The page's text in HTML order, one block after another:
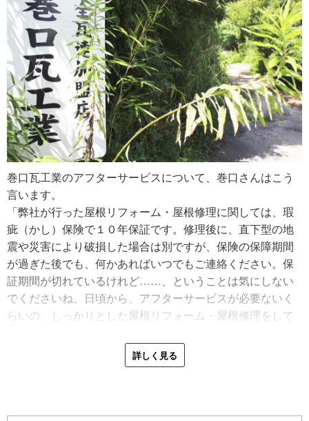
その時はすごく自分が遠回りした気がしました。でも、今
だから言えるのですが、回り道をして違う職業について
も、人生には無駄になることなんて１つもないですね。接
客経験は、瓦屋でもお客さまへの対応にすごく役に立って
いると思います」
そして、巻口さんが千葉県茂原市の瓦屋に勤めていたある
日のこと。まだ職人としては未熟だったにも関わらず、あ
る材木屋の社長の後押しで、屋根リフォーム店を構えるチ
ャンスが訪れます。
「私を可愛がってくれていた材木屋の社長が、『お金を出
すから独立してみないか』と言ってくれて、早々と独立の
決心をしました。でも、自分の実力が独立開業に伴ってい
ない自覚があったので、あの時期は、屋根や瓦に関する本
を読み漁って勉強しました。知識を頭に入れて、現場で屋
根仕事をして、必死でしたね。私は同業の屋根職人から格
好良いと思われるような職人になりたかった。高校生の時
に抱いていた憧れが、急な独立で一気に溢れ出しました。
ただ、３０年以上やっても、いまだに格好良くなれていな
だまだこれからだと言わんばかりの様子です。
の紹介へ繋がっているのかもしれません。
また、巻口さんが実際に屋根リフォーム・屋根修理の仕事
をする上で大切にしていることは、「お客さまが喜んでく
れること」。お客さまに喜ばれるには、お客さまが快適に
過ごすには……、そのためにはどうしたら良いのか？をい
つも念頭に置いて仕事に向き合っているそうです。
「１０軒で雨漏りがあったら、１０通りの修理方法がある
はずです。ガイドライン工法を基準にして、お客さまの住
１００％メリットの屋根修理の方法はまずないので、メリ
ットばかりではなく必ずデメリットも伝えます。私しかで
きない特殊な技術はないけれど、真面目に雨漏りと向き合
って、水の流れを読みます。そしてそれをお客さまに伝え
る。仕事をする上で大切にしているのは、それだけです
ね」
また、お客さまとのやりとりで大切にしているのは、元気
な挨拶と返事。
ます。元気よくさわやかに挨拶をして、嫌がられるなんて
あまりないでしょう。あとは掃除と整理整頓。現場には、
巻口瓦工業のアフターサービスについて、巻口さんはこう
言います。
「弊社が行った屋根リフォーム・屋根修理に関しては、瑕
疵（かし）保険で１０年保証です。修理後に、直下型の地
震や災害により破損した場合は別ですが、保険の保障期間
が過ぎた後でも、何かあればいつでもご連絡ください。保
証期間が切れているけれど……、ということは気にしない
でくださいね。日頃から、アフターサービスが必要ないく
らいの、しっかりとした屋根リフォーム・屋根修理をして
屋根職人であるからこその言葉です。その他、お客さまの
家の近所へ行った際には、不具合がないかを聞きに挨拶に
詳しく見る